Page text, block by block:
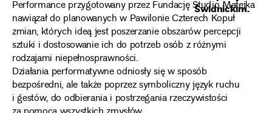
Świdnickim.
Performance przygotowany przez Fundację Studio Matejka
nawiązał do planowanych w Pawilonie Czterech Kopuł
zmian, których ideą jest poszerzanie obszarów percepcji
sztuki i dostosowanie ich do potrzeb osób z różnymi
rodzajami niepełnosprawności.
Działania performatywne odniosły się w sposób
bezpośredni, ale także poprzez symboliczny język ruchu
i gestów, do odbierania i postrzegania rzeczywistości